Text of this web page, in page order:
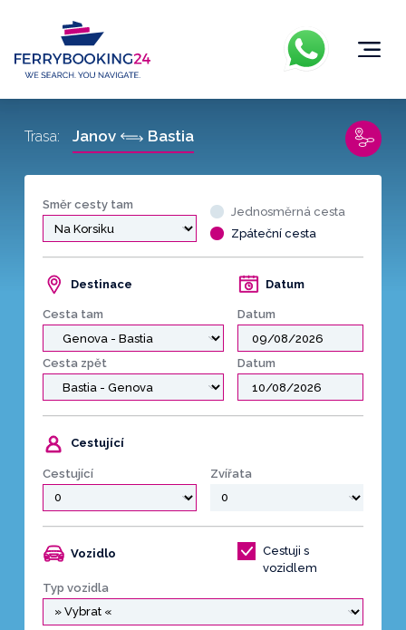
Směr cesty tam
Jednosměrná cesta
Zpáteční cesta
Destinace
Cesta tam
Datum
Datum
Cesta zpět Datum
Cestující
Cestující Zvířata
Vozidlo
Cestuji s
vozidlem
Typ vozidla
Trasa: Janov Bastia